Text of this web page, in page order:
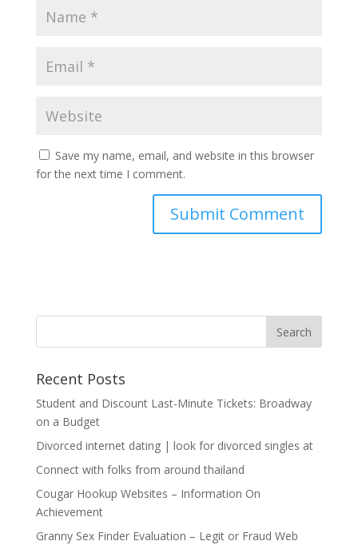
Save my name, email, and website in this browser
for the next time I comment.
Recent Posts
Student and Discount Last-Minute Tickets: Broadway
on a Budget
Divorced internet dating | look for divorced singles at
Connect with folks from around thailand
Cougar Hookup Websites – Information On
Achievement
Granny Sex Finder Evaluation – Legit or Fraud Web